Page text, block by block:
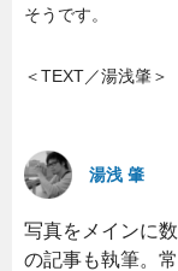
そうです。
＜TEXT／湯浅肇＞
湯浅 肇
写真をメインに
の記事も執筆。